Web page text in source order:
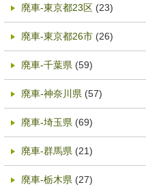
廃車-東京都23区 (23)
廃車-東京都26市 (26)
廃車-千葉県 (59)
廃車-神奈川県 (57)
廃車-埼玉県 (69)
廃車-群馬県 (21)
廃車-栃木県 (27)